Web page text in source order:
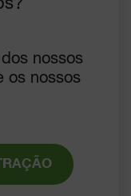
nossos
os nossos